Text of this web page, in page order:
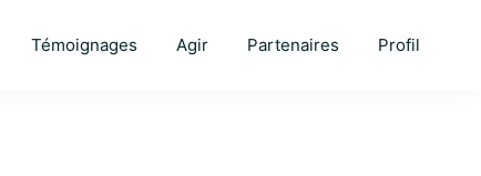
Témoignages Agir Partenaires Profil